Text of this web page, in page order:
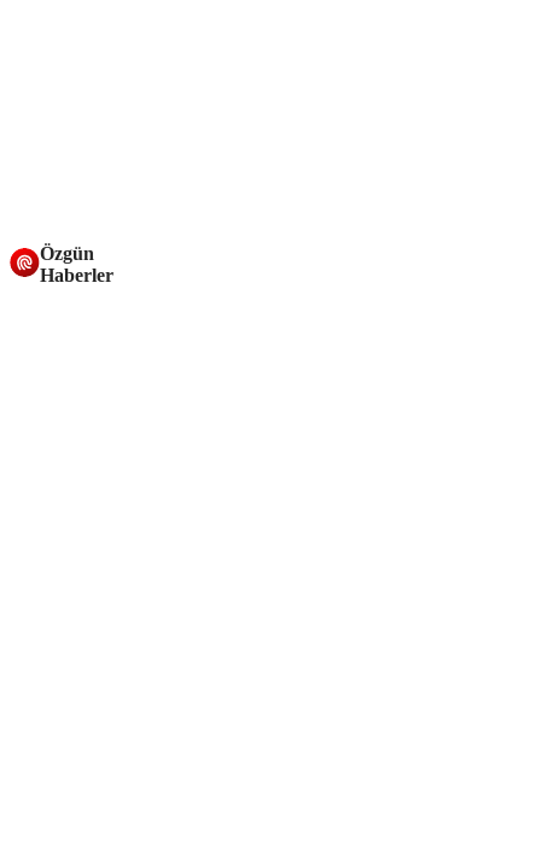
Özgün
Haberler